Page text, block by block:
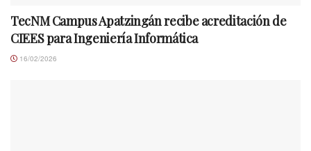
TecNM Campus Apatzingán recibe acreditación de
CIEES para Ingeniería Informática
16/02/2026